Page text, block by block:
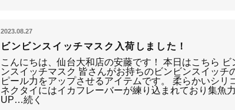
2023.08.27
ビンビンスイッチマスク入荷しました！
こんにちは、仙台大和店の安藤です！ 本日はこちら ビ
ンスイッチマスク 皆さんがお持ちのビンビンスイッチ
ピール力をアップさせるアイテムです。 柔らかいシリ
ネクタイにはイカフレーバーが練り込まれており集魚
UP…続く